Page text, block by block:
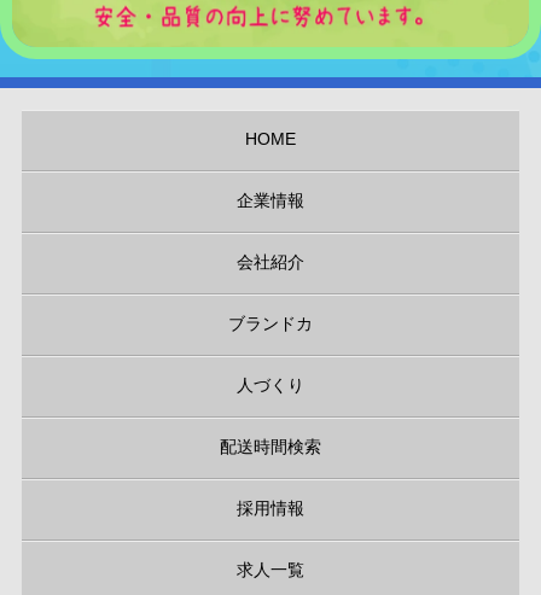
HOME
企業情報
会社紹介
ブランドカ
人づくり
配送時間検索
採用情報
求人一覧